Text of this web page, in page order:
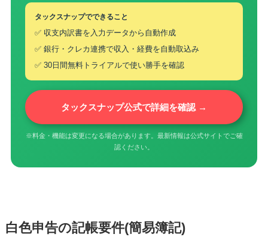
タックスナップでできること
✅ 収支内訳書を入力データから自動作成
✅ 銀行・クレカ連携で収入・経費を自動取込み
✅ 30日間無料トライアルで使い勝手を確認
タックスナップ公式で詳細を確認 →
※料金・機能は変更になる場合があります。最新情報は公式サイトでご確
認ください。
白色申告の記帳要件(簡易簿記)